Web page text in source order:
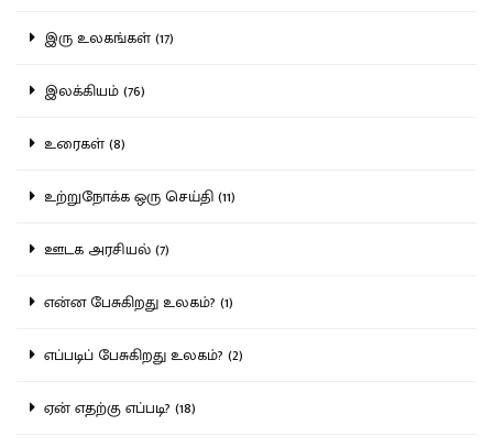
இரு உலகங்கள் (17)
இலக்கியம் (76)
உரைகள் (8)
உற்றுநோக்க ஒரு செய்தி (11)
ஊடக அரசியல் (7)
என்ன பேசுகிறது உலகம்? (1)
எப்படிப் பேசுகிறது உலகம்? (2)
ஏன் எதற்கு எப்படி? (18)